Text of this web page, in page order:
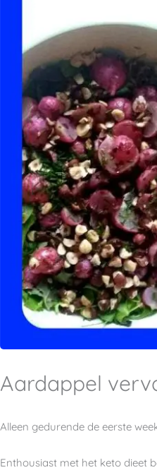
Aardappel
Alleen gedurende de eerste
Enthousiast met het keto dieet